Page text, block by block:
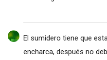
El sumidero tiene que
encharca, después no